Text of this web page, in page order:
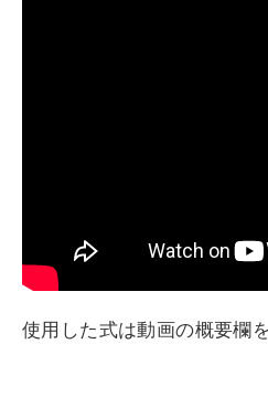
使用した式は動画の概要欄